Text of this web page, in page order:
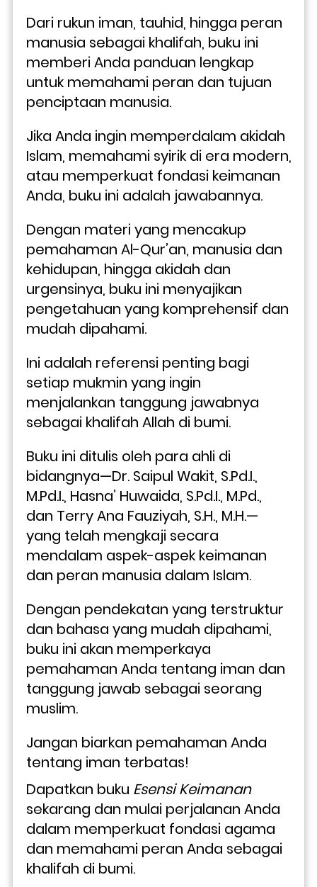
Dari rukun iman, tauhid, hingga peran
manusia sebagai khalifah, buku ini
memberi Anda panduan lengkap
untuk memahami peran dan tujuan
penciptaan manusia.
Jika Anda ingin memperdalam akidah
Islam, memahami syirik di era modern,
atau memperkuat fondasi keimanan
Anda, buku ini adalah jawabannya.
Dengan materi yang mencakup
pemahaman Al-Qur’an, manusia dan
kehidupan, hingga akidah dan
urgensinya, buku ini menyajikan
pengetahuan yang komprehensif dan
mudah dipahami.
Ini adalah referensi penting bagi
setiap mukmin yang ingin
menjalankan tanggung jawabnya
sebagai khalifah Allah di bumi.
Buku ini ditulis oleh para ahli di
bidangnya—Dr. Saipul Wakit, S.Pd.I.,
M.Pd.I., Hasna’ Huwaida, S.Pd.I., M.Pd.,
dan Terry Ana Fauziyah, S.H., M.H.—
yang telah mengkaji secara
mendalam aspek-aspek keimanan
dan peran manusia dalam Islam.
Dengan pendekatan yang terstruktur
dan bahasa yang mudah dipahami,
buku ini akan memperkaya
pemahaman Anda tentang iman dan
tanggung jawab sebagai seorang
muslim.
Jangan biarkan pemahaman Anda
tentang iman terbatas!
Dapatkan buku Esensi Keimanan
sekarang dan mulai perjalanan Anda
dalam memperkuat fondasi agama
dan memahami peran Anda sebagai
khalifah di bumi.